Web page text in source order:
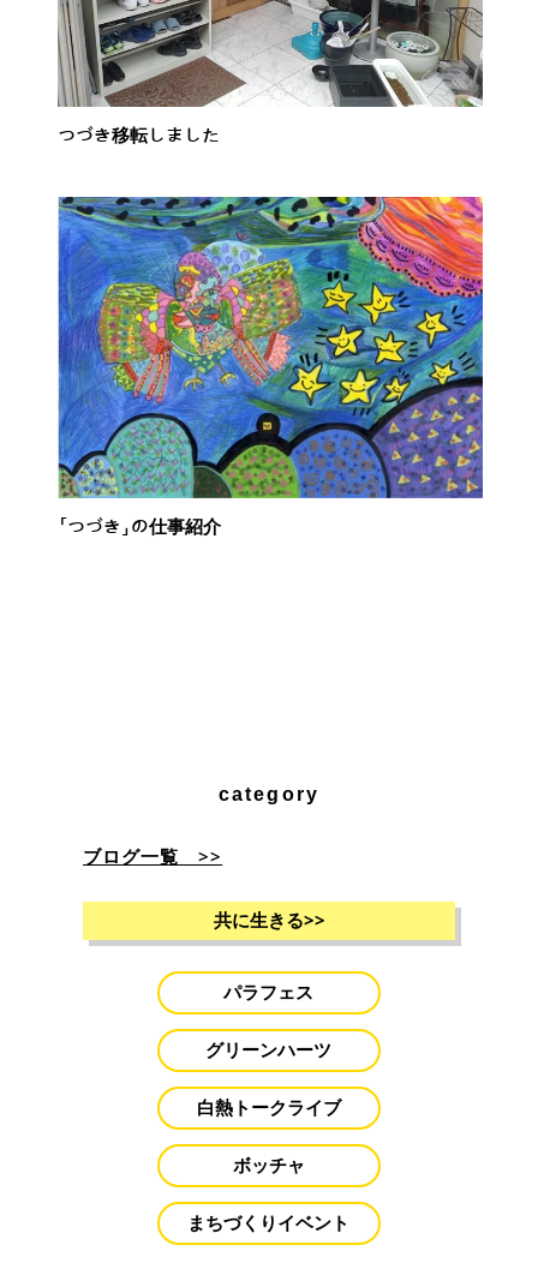
つづき移転しました
「つづき」の仕事紹介
category
ブログ一覧 >>
共に生きる>>
パラフェス
グリーンハーツ
白熱トークライブ
ボッチャ
まちづくりイベント